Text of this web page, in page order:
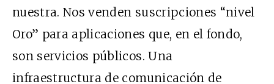
nuestra. Nos venden suscripciones “nivel
Oro” para aplicaciones que, en el fondo,
son servicios públicos. Una
infraestructura de comunicación de